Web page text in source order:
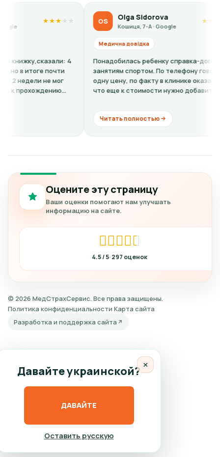
OS Olga Sidorova
Кошиця, 7-А · Google
★★★★★
Понадобилась ребенку справка-допуск к
занятиям спортом. По телефону говорили
одну цену, по факту в клинике оказалось,
что еще к стоимости нужно добавить
KP
Все
О. -
видит,
Оцените эту страницу
Ваши оценки помогают нам улучшать
информацию на сайте.
4.5 297
© 2026 МедСтрахСервис. Все права защищены.
Политика конфиденциальности Карта сайта
Разработка и поддержка сайта
×
Давайте украинской?
ДАВАЙТЕ
Оставить русскую